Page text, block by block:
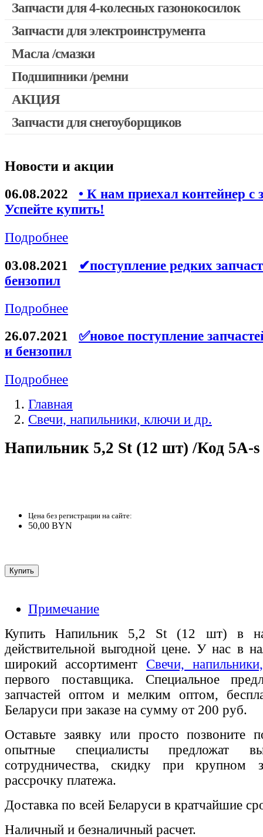
Запчасти для 4-колесных газонокосилок
Запчасти для электроинструмента
Двигатели, редукторы для шуруповертов
Патроны для шуруповертов / перфораторов
Запчасти для перфораторов и отбойных молотков
Запчасти для УШМ (болгарок)
Конденсаторы
Якоря, статоры
Аккумуляторы, зарядные устройства
Ремни для электроинструмента
Масла /смазки
Подшипники /ремни
АКЦИЯ
Скидка 50%
Запчасти для снегоуборщиков
Новости и акции
06.08.2022
• К нам приехал контейнер с
Успейте купить!
Подробнее
03.08.2021
✔поступление редких
бензопил
Подробнее
26.07.2021
✅новое поступление
и бензопил
Подробнее
Главная
Свечи, напильники, ключи и др.
Напильник 5,2 St (12 шт) /Код 5A-s
Цена без регистрации на сайте:
50,00 BYN
Примечание
Купить Напильник 5,2 St (12 шт) в
действительной выгодной цене. У нас в
широкий ассортимент Свечи,
первого поставщика. Специальное
запчастей оптом и мелким оптом,
Беларуси при заказе на сумму от 200 руб.
Оставьте заявку или просто позвоните
опытные специалисты предложат
сотрудничества, скидку при крупном
рассрочку платежа.
Доставка по всей Беларуси в кратчайшие
Наличный и безналичный расчет.